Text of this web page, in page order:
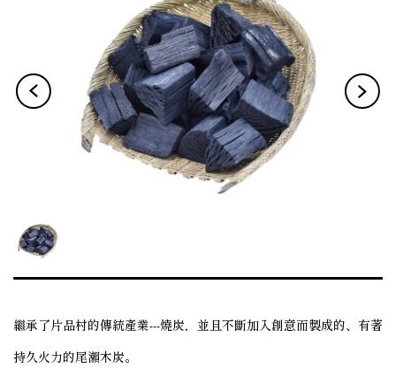
繼承了片品村的傳統產業---燒炭，並且不斷加入創意而製成的、有著
持久火力的尾瀨木炭。